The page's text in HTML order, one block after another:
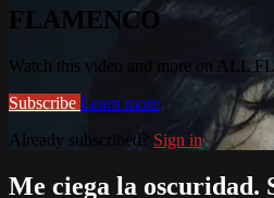
FLAMENCO
Watch this video and more on ALL
Subscribe Learn more
Already subscribed? Sign in
Me ciega la oscuridad.